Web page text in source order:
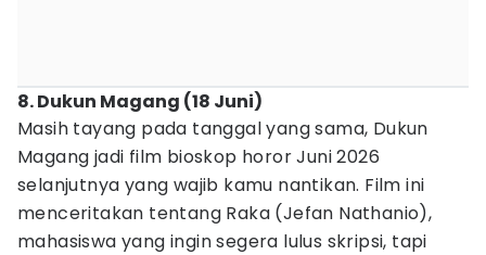
8. Dukun Magang (18 Juni)
Masih tayang pada tanggal yang sama, Dukun
Magang jadi film bioskop horor Juni 2026
selanjutnya yang wajib kamu nantikan. Film ini
menceritakan tentang Raka (Jefan Nathanio),
mahasiswa yang ingin segera lulus skripsi, tapi